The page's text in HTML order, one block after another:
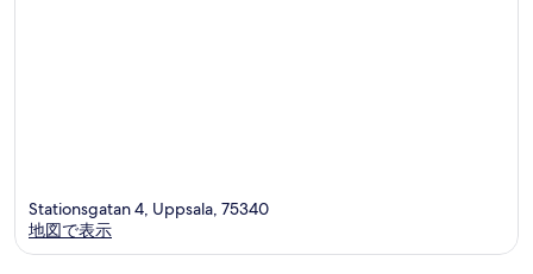
Stationsgatan 4, Uppsala, 75340
地図で表示